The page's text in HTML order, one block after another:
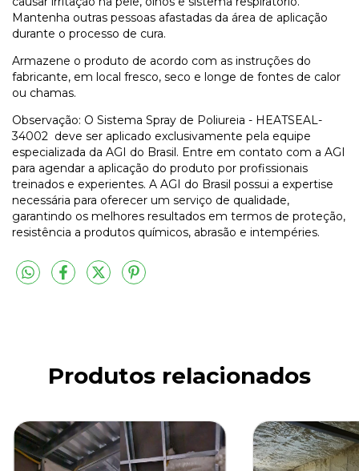
Mantenha outras pessoas afastadas da área de aplicação
durante o processo de cura.
Armazene o produto de acordo com as instruções do
fabricante, em local fresco, seco e longe de fontes de calor
ou chamas.
Observação: O Sistema Spray de Poliureia - HEATSEAL-
34002 deve ser aplicado exclusivamente pela equipe
especializada da AGI do Brasil. Entre em contato com a AGI
para agendar a aplicação do produto por profissionais
treinados e experientes. A AGI do Brasil possui a expertise
necessária para oferecer um serviço de qualidade,
garantindo os melhores resultados em termos de proteção,
resistência a produtos químicos, abrasão e intempéries.
Produtos relacionados